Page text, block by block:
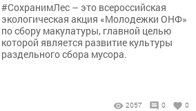
#СохранимЛес – это всероссийская
экологическая акция «Молодежки ОНФ»
по сбору макулатуры, главной целью
которой является развитие культуры
раздельного сбора мусора.
2057 0 0